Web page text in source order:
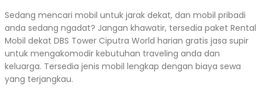
Sedang mencari mobil untuk jarak dekat, dan mobil pribadi
anda sedang ngadat? Jangan khawatir, tersedia paket Rental
Mobil dekat DBS Tower Ciputra World harian gratis jasa supir
untuk mengakomodir kebutuhan traveling anda dan
keluarga. Tersedia jenis mobil lengkap dengan biaya sewa
yang terjangkau.